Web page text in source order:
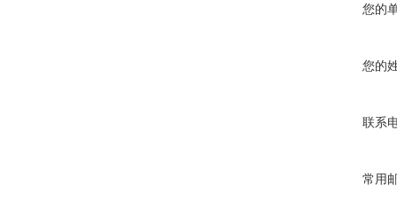
您的
您的
联系
常用